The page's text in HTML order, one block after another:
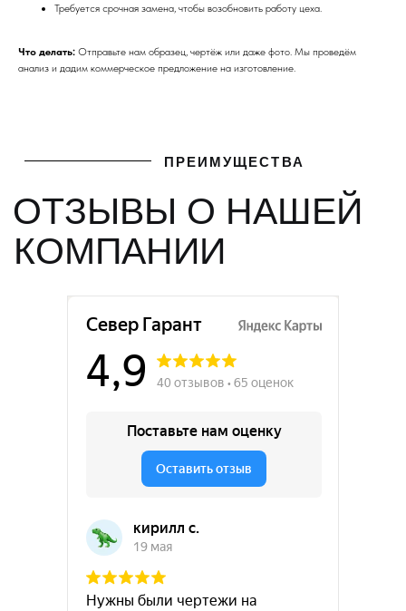
Требуется срочная замена, чтобы возобновить работу цеха.
Что делать: Отправьте нам образец, чертёж или даже фото. Мы проведём
анализ и дадим коммерческое предложение на изготовление.